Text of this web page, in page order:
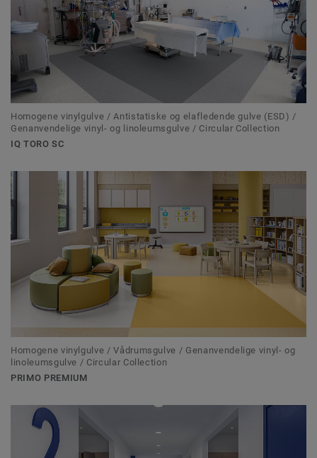
Homogene vinylgulve / Antistatiske og elafledende gulve (ESD) /
Genanvendelige vinyl- og linoleumsgulve / Circular Collection
IQ TORO SC
Homogene vinylgulve / Vådrumsgulve / Genanvendelige vinyl- og
linoleumsgulve / Circular Collection
PRIMO PREMIUM